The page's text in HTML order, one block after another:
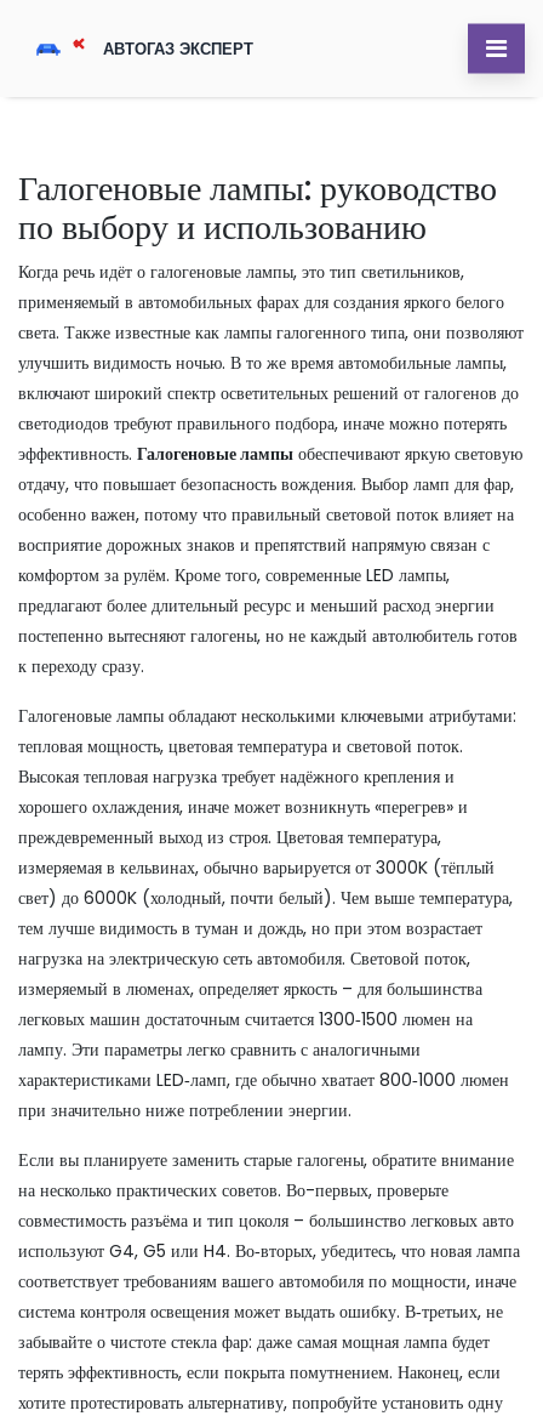
Галогеновые лампы: руководство
по выбору и использованию
Когда речь идёт о галогеновые лампы, это тип светильников,
применяемый в автомобильных фарах для создания яркого белого
света. Также известные как лампы галогенного типа, они позволяют
улучшить видимость ночью. В то же время автомобильные лампы,
включают широкий спектр осветительных решений от галогенов до
светодиодов требуют правильного подбора, иначе можно потерять
эффективность. Галогеновые лампы обеспечивают яркую световую
отдачу, что повышает безопасность вождения. Выбор ламп для фар,
особенно важен, потому что правильный световой поток влияет на
восприятие дорожных знаков и препятствий напрямую связан с
комфортом за рулём. Кроме того, современные LED лампы,
предлагают более длительный ресурс и меньший расход энергии
постепенно вытесняют галогены, но не каждый автолюбитель готов
к переходу сразу.
Галогеновые лампы обладают несколькими ключевыми атрибутами:
тепловая мощность, цветовая температура и световой поток.
Высокая тепловая нагрузка требует надёжного крепления и
хорошего охлаждения, иначе может возникнуть «перегрев» и
преждевременный выход из строя. Цветовая температура,
измеряемая в кельвинах, обычно варьируется от 3000K (тёплый
свет) до 6000K (холодный, почти белый). Чем выше температура,
тем лучше видимость в туман и дождь, но при этом возрастает
нагрузка на электрическую сеть автомобиля. Световой поток,
измеряемый в люменах, определяет яркость – для большинства
легковых машин достаточным считается 1300‑1500 люмен на
лампу. Эти параметры легко сравнить с аналогичными
характеристиками LED‑ламп, где обычно хватает 800‑1000 люмен
при значительно ниже потреблении энергии.
Если вы планируете заменить старые галогены, обратите внимание
на несколько практических советов. Во-первых, проверьте
совместимость разъёма и тип цоколя – большинство легковых авто
используют G4, G5 или H4. Во‑вторых, убедитесь, что новая лампа
соответствует требованиям вашего автомобиля по мощности, иначе
система контроля освещения может выдать ошибку. В‑третьих, не
забывайте о чистоте стекла фар: даже самая мощная лампа будет
терять эффективность, если покрыта помутнением. Наконец, если
хотите протестировать альтернативу, попробуйте установить одну